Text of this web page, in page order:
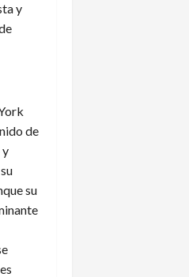
y
de
y
su